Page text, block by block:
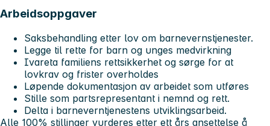
Arbeidsoppgaver
Saksbehandling etter lov om barnevernstjenester.
Legge til rette for barn og unges medvirkning
Ivareta familiens rettsikkerhet og sørge for at
lovkrav og frister overholdes
Løpende dokumentasjon av arbeidet som utføres
Stille som partsrepresentant i nemnd og rett.
Delta i barneverntjenestens utviklingsarbeid.
Alle 100% stillinger vurderes etter ett års ansettelse å